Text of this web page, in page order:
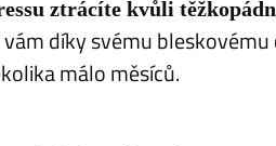
ztrácíte kvůli
vám díky svému
málo měsíců.